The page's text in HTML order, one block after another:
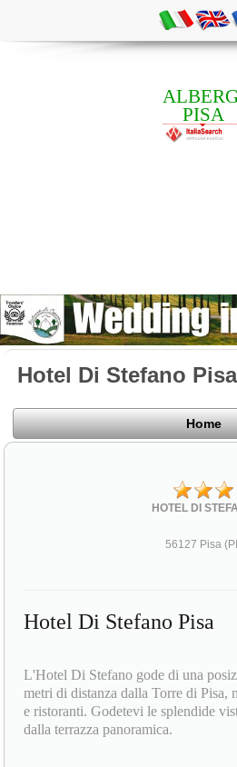
PISA
Hotel Di Stefano Pisa
Home
HOTEL DI
56127 Pisa
Hotel Di Stefano Pisa
L'Hotel Di Stefano gode di una
metri di distanza dalla Torre di Pisa,
e ristoranti. Godetevi le splendide
dalla terrazza panoramica.